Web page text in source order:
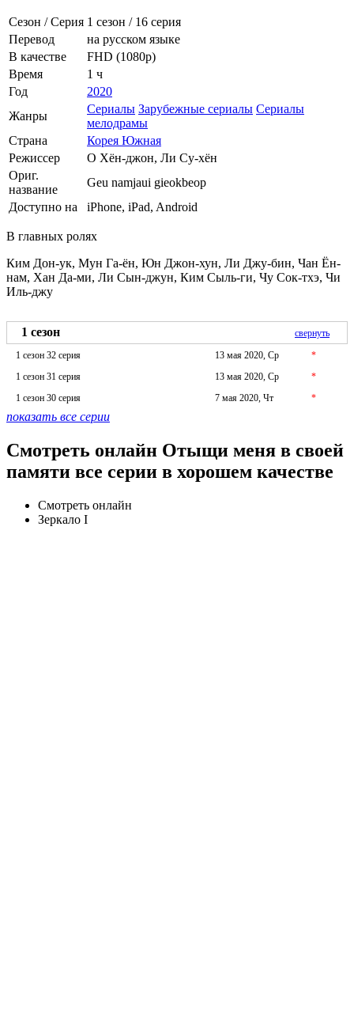
Сезон / Серия 1 сезон / 16 серия
Перевод
на русском языке
В качестве
FHD (1080p)
Время
1 ч
Год
2020
Жанры
Сериалы Зарубежные сериалы Сериалы
мелодрамы
Страна
Корея Южная
Режиссер
О Хён-джон, Ли Су-хён
Ориг.
название
Geu namjaui gieokbeop
Доступно на
iPhone, iPad, Android
В главных ролях
Ким Дон-ук, Мун Га-ён, Юн Джон-хун, Ли Джу-бин, Чан Ён-
нам, Хан Да-ми, Ли Сын-джун, Ким Сыль-ги, Чу Сок-тхэ, Чи
Иль-джу
1 сезон
свернуть
1 сезон 32 серия
13 мая 2020, Ср
*
1 сезон 31 серия
13 мая 2020, Ср
*
1 сезон 30 серия
7 мая 2020, Чт *
показать все серии
Смотреть онлайн Отыщи меня в своей
памяти все серии в хорошем качестве
Смотреть онлайн
Зеркало I